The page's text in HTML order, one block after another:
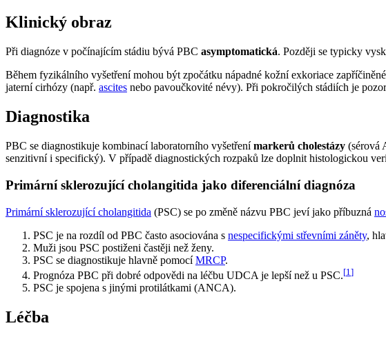
Klinický obraz
Při diagnóze v počínajícím stádiu bývá PBC asymptomatická. Později se typicky
Během fyzikálního vyšetření mohou být zpočátku nápadné kožní exkoriace
jaterní cirhózy (např. ascites nebo pavoučkovité névy). Při pokročilých stádiích je
Diagnostika
PBC se diagnostikuje kombinací laboratorního vyšetřenímarkerů cholestázy (sérová
senzitivní i specifický). V případě diagnostických rozpaků lze doplnit histologickou
Primární sklerozující cholangitida jako diferenciální diagnóza
Primární sklerozující cholangitida (PSC) se po změně názvu PBC jeví jako příbuzná
PSC je na rozdíl od PBC často asociována s nespecifickými střevními záněty,
Muži jsou PSC postiženi častěji než ženy.
PSC se diagnostikuje hlavně pomocíMRCP.
Prognóza PBC při dobré odpovědi na léčbu UDCA je lepší než u PSC.[1 ]
PSC je spojena s jinými protilátkami (ANCA).
Léčba